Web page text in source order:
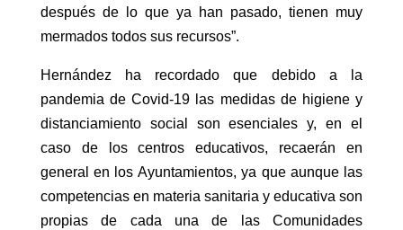
después de lo que ya han pasado, tienen muy
mermados todos sus recursos”.
Hernández ha recordado que debido a la
pandemia de Covid-19 las medidas de higiene y
distanciamiento social son esenciales y, en el
caso de los centros educativos, recaerán en
general en los Ayuntamientos, ya que aunque las
competencias en materia sanitaria y educativa son
propias de cada una de las Comunidades